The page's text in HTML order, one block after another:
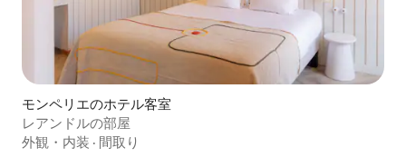
モンペリエのホテル客室
レアンドルの部屋
外観・内装 · 間取り